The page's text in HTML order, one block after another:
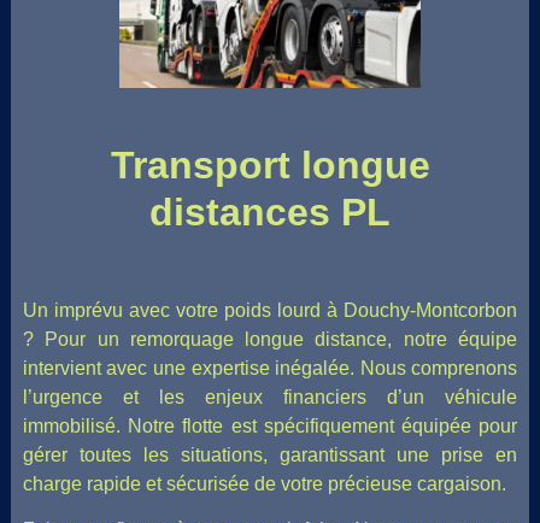
Transport longue
distances PL
Un imprévu avec votre poids lourd à Douchy-Montcorbon
? Pour un remorquage longue distance, notre équipe
intervient avec une expertise inégalée. Nous comprenons
l’urgence et les enjeux financiers d’un véhicule
immobilisé. Notre flotte est spécifiquement équipée pour
gérer toutes les situations, garantissant une prise en
charge rapide et sécurisée de votre précieuse cargaison.